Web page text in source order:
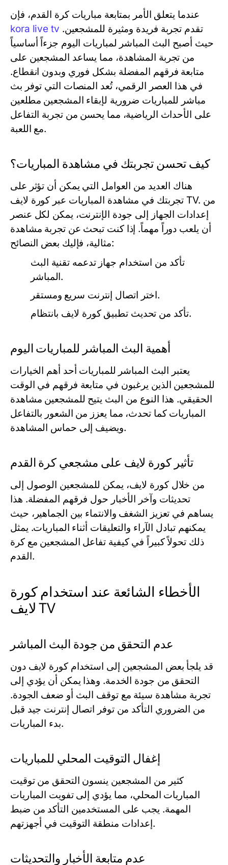
عندما يتعلق الأمر بمتابعة مباريات كرة القدم، فإن
kora live tv
حيث أصبح البث المباشر لمباريات اليوم جزءاً أساسياً
من تجربة المشاهدة، مما يساعد المشجعين على
متابعة فرقهم المفضلة بشكل فوري وبدون انقطاع.
في هذا العصر الرقمي، تُعد المنصات التي توفر بث
مباشر للمباريات ضرورية لإبقاء المشجعين مطلعين
على الأحداث الرياضية، مما يحسن من تجربة التفاعل
مع اللعبة.
كيف تحسن تجربتك في مشاهدة المباريات؟
هناك العديد من العوامل التي يمكن أن تؤثر على
تجربتك في مشاهدة المباريات عبر كورة لايف TV. من
إعدادات الجهاز إلى جودة الإنترنت، يمكن لكل عنصر
أن يلعب دوراً مهماً. إذا كنت تبحث عن تجربة مشاهدة
مثالية، فإليك بعض النصائح:
تأكد من استخدام جهاز تدعمه تقنية البث
المباشر.
اختر اتصال إنترنت سريع ومستقر.
تأكد من تحديث تطبيق كورة لايف بانتظام.
أهمية البث المباشر للمباريات اليوم
يعتبر البث المباشر للمباريات أحد أهم الخيارات
للمشجعين الذين يرغبون في متابعة فرقهم في الوقت
الحقيقي. هذا النوع من البث يتيح للمشجعين مشاهدة
المباريات كما تحدث، مما يعزز من الشعور بالتفاعل
ويضيف إلى حماس المشاهدة.
تأثير كورة لايف على مشجعي كرة القدم
من خلال كورة لايف، يمكن للمشجعين الوصول إلى
تحديثات وآخر الأخبار حول فرقهم المفضلة. هذا
يساهم في تعزيز الشغف والانتماء بين الجماهير، حيث
يمكنهم تبادل الآراء والتعليقات أثناء المباريات. يمثل
ذلك تحولاً كبيراً في كيفية تفاعل المشجعين مع كرة
القدم.
الأخطاء الشائعة عند استخدام كورة
لايف TV
عدم التحقق من جودة البث المباشر
قد يلجأ بعض المشجعين إلى استخدام كورة لايف دون
التحقق من جودة الخدمة. وهذا يمكن أن يؤدي إلى
تجربة مشاهدة سيئة مع توقف البث أو ضعف الجودة.
من الضروري التأكد من توفر اتصال إنترنت جيد قبل
بدء المباريات.
إغفال التوقيت المحلي للمباريات
كثير من المشجعين ينسون التحقق من توقيت
المباريات المحلي، مما يؤدي إلى تفويت المباريات
المهمة. يجب على المستخدمين التأكد من ضبط
إعدادات منطقة التوقيت في أجهزتهم.
عدم متابعة الأخبار والتحديثات